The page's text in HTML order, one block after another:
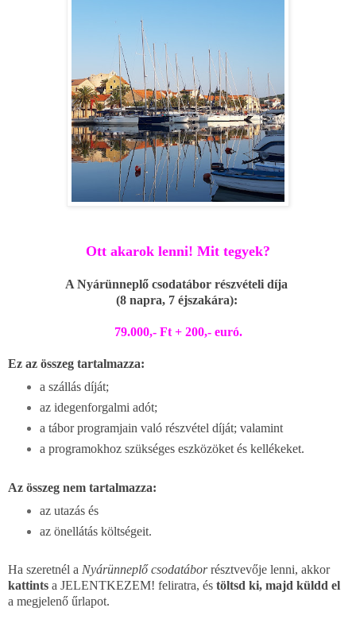
Ott akarok lenni! Mit tegyek?
A Nyárünneplő csodatábor részvételi díja
(8 napra, 7 éjszakára):
79.000,- Ft + 200,- euró.
Ez az összeg tartalmazza:
a szállás díját;
az idegenforgalmi adót;
a tábor programjain való részvétel díját; valamint
a programokhoz szükséges eszközöket és kellékeket.
Az összeg nem tartalmazza:
az utazás és
az önellátás költségeit.
Ha szeretnél a Nyárünneplő csodatáborrésztvevője lenni, akkor
kattints a JELENTKEZEM! feliratra, és töltsd ki, majd küldd el
a megjelenő űrlapot.